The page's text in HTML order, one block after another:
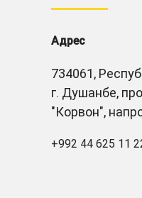
Адрес
734061,
г. Душанбе,
"Корвон",
+992 44 625 11